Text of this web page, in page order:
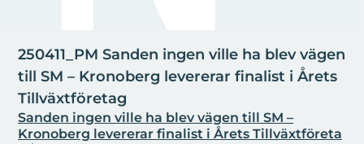
250411_PM Sanden ingen ville ha blev vägen
till SM – Kronoberg levererar finalist i Årets
Tillväxtföretag
Sanden ingen ville ha blev vägen till SM –
Kronoberg levererar finalist i Årets Tillväxtföreta